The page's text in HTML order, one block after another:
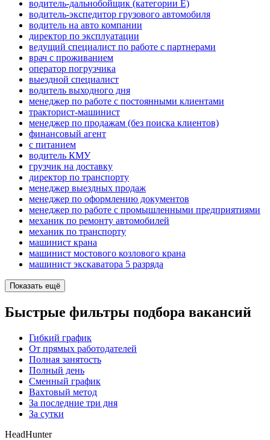
водитель-дальнобойщик (категории Е)
водитель-экспедитор грузового автомобиля
водитель на авто компании
директор по эксплуатации
ведущий специалист по работе с партнерами
врач с проживанием
оператор погрузчика
выездной специалист
водитель выходного дня
менеджер по работе с постоянными клиентами
тракторист-машинист
менеджер по продажам (без поиска клиентов)
финансовый агент
с питанием
водитель КМУ
грузчик на доставку
директор по транспорту
менеджер выездных продаж
менеджер по оформлению документов
менеджер по работе с промышленными предприятиями
механик по ремонту автомобилей
механик по транспорту
машинист крана
машинист мостового козлового крана
машинист экскаватора 5 разряда
Показать ещё
Быстрые фильтры подбора вакансий
Гибкий график
От прямых работодателей
Полная занятость
Полный день
Сменный график
Вахтовый метод
За последние три дня
За сутки
HeadHunter